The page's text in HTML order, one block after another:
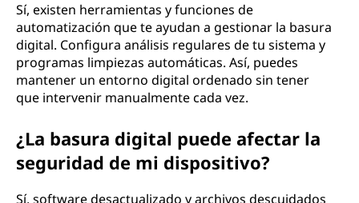
Sí, existen herramientas y funciones de
automatización que te ayudan a gestionar la basura
digital. Configura análisis regulares de tu sistema y
programas limpiezas automáticas. Así, puedes
mantener un entorno digital ordenado sin tener
que intervenir manualmente cada vez.
¿La basura digital puede afectar la
seguridad de mi dispositivo?
Sí, software desactualizado y archivos descuidados